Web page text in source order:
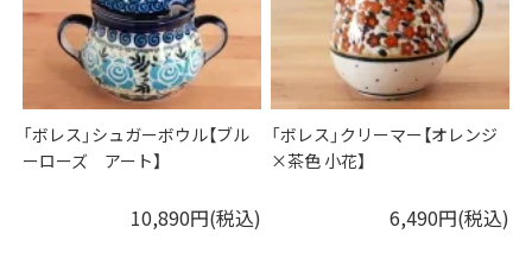
「ボレス」シュガーボウル【ブル
ーローズ アート】
10,890円(税込)
「ボレス」クリーマー【オレンジ
×茶色 小花】
6,490円(税込)